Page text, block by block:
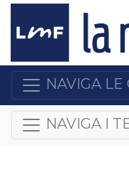
NAVIGA LE
NAVIGA I